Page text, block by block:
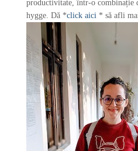
productivitate, într-o combinație
hygge. Dă *click aici * să afli